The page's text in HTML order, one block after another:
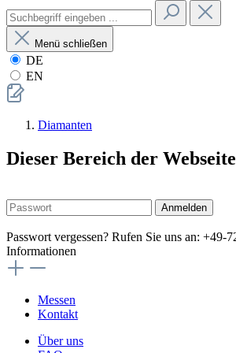
Menü schließen
DE
EN
Diamanten
Dieser Bereich der
Anmelden
Passwort vergessen? Rufen Sie uns an: +49-
Informationen
Messen
Kontakt
Über uns